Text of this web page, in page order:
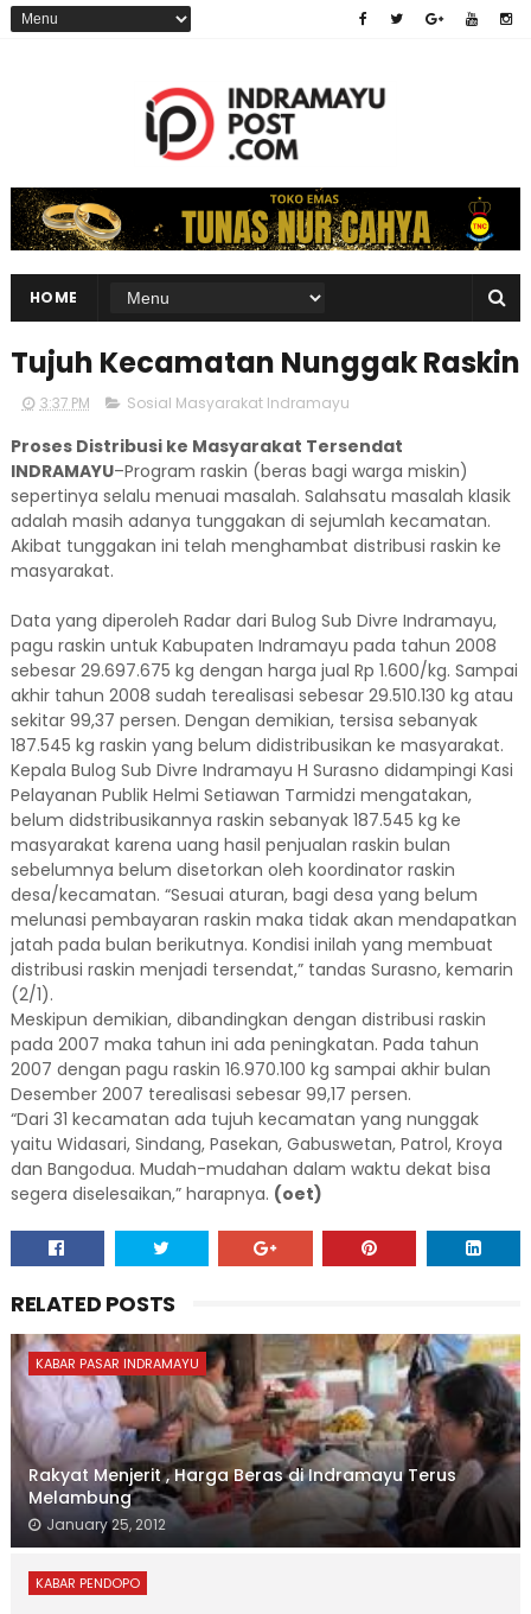
HOME
Tujuh Kecamatan Nunggak Raskin
3:37 PM Sosial Masyarakat Indramayu
Proses Distribusi ke Masyarakat Tersendat
INDRAMAYU–Program raskin (beras bagi warga miskin)
sepertinya selalu menuai masalah. Salahsatu masalah klasik
adalah masih adanya tunggakan di sejumlah kecamatan.
Akibat tunggakan ini telah menghambat distribusi raskin ke
masyarakat.
Data yang diperoleh Radar dari Bulog Sub Divre Indramayu,
pagu raskin untuk Kabupaten Indramayu pada tahun 2008
sebesar 29.697.675 kg dengan harga jual Rp 1.600/kg. Sampai
akhir tahun 2008 sudah terealisasi sebesar 29.510.130 kg atau
sekitar 99,37 persen. Dengan demikian, tersisa sebanyak
187.545 kg raskin yang belum didistribusikan ke masyarakat.
Kepala Bulog Sub Divre Indramayu H Surasno didampingi Kasi
Pelayanan Publik Helmi Setiawan Tarmidzi mengatakan,
belum didstribusikannya raskin sebanyak 187.545 kg ke
masyarakat karena uang hasil penjualan raskin bulan
sebelumnya belum disetorkan oleh koordinator raskin
desa/kecamatan. “Sesuai aturan, bagi desa yang belum
melunasi pembayaran raskin maka tidak akan mendapatkan
jatah pada bulan berikutnya. Kondisi inilah yang membuat
distribusi raskin menjadi tersendat,” tandas Surasno, kemarin
(2/1).
Meskipun demikian, dibandingkan dengan distribusi raskin
pada 2007 maka tahun ini ada peningkatan. Pada tahun
2007 dengan pagu raskin 16.970.100 kg sampai akhir bulan
Desember 2007 terealisasi sebesar 99,17 persen.
“Dari 31 kecamatan ada tujuh kecamatan yang nunggak
yaitu Widasari, Sindang, Pasekan, Gabuswetan, Patrol, Kroya
dan Bangodua. Mudah-mudahan dalam waktu dekat bisa
segera diselesaikan,” harapnya. (oet)
RELATED POSTS
KABAR PASAR INDRAMAYU
Rakyat Menjerit , Harga Beras di Indramayu Terus
Melambung
January 25, 2012
KABAR PENDOPO